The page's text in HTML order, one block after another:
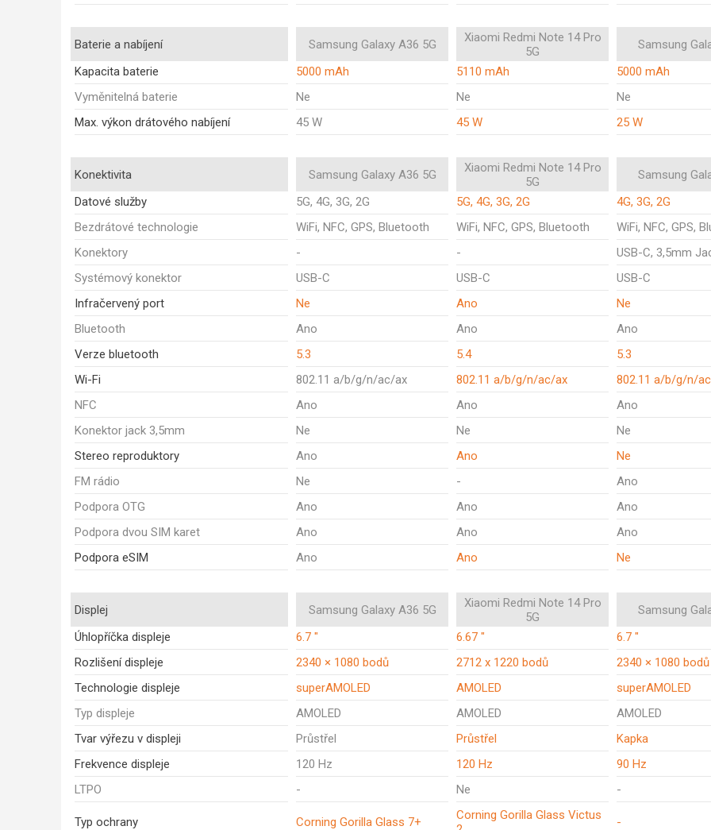
Baterie a nabíjení Samsung Galaxy A36 5G
Xiaomi Redmi Note 14 Pro
5G
Samsung
Kapacita baterie
5000 mAh 5110 mAh
5000 mAh
Vyměnitelná baterie
Ne Ne
Ne
Max. výkon drátového nabíjení
45 W 45 W 25 W
Konektivita Samsung Galaxy A36 5G
Xiaomi Redmi Note 14 Pro
5G
Samsung
Datové služby
5G, 4G, 3G, 2G 5G, 4G, 3G, 2G
4G, 3G, 2G
Bezdrátové technologie
WiFi, NFC, GPS, Bluetooth WiFi, NFC, GPS, Bluetooth
WiFi, NFC, GPS,
Konektory
- -
USB-C, 3,5mm
Systémový konektor
USB-C USB-C
USB-C
Infračervený port
Ne Ano
Ne
Bluetooth
Ano Ano
Ano
Verze bluetooth
5.3 5.4
5.3
Wi-Fi
802.11 a/b/g/n/ac/ax 802.11 a/b/g/n/ac/ax
802.11 a/b/g/n/ac
NFC
Ano Ano
Ano
Konektor jack 3,5mm
Ne Ne
Ne
Stereo reproduktory
Ano Ano
Ne
FM rádio
Ne -
Ano
Podpora OTG
Ano Ano
Ano
Podpora dvou SIM karet
Ano Ano
Ano
Podpora eSIM
Ano Ano Ne
Displej Samsung Galaxy A36 5G
Xiaomi Redmi Note 14 Pro
5G
Samsung
Úhlopříčka displeje
6.7 " 6.67 "
6.7 "
Rozlišení displeje
2340 × 1080 bodů 2712 x 1220 bodů
2340 × 1080 bodů
Technologie displeje
superAMOLED AMOLED
superAMOLED
Typ displeje
AMOLED AMOLED
AMOLED
Tvar výřezu v displeji
Průstřel Průstřel
Kapka
Frekvence displeje
120 Hz 120 Hz
90 Hz
LTPO
- Ne -
Typ ochrany Corning Gorilla Glass 7+
Corning Gorilla Glass Victus
-